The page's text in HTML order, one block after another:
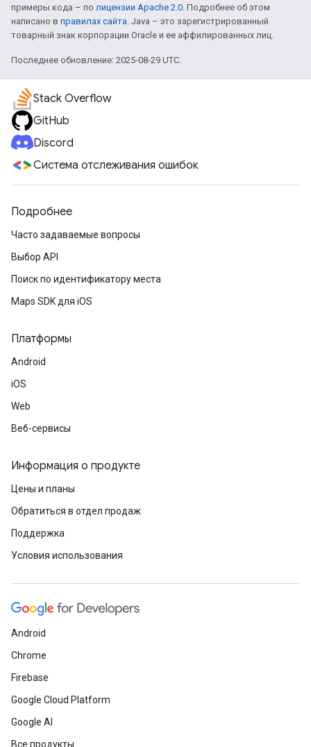
примеры кода – по лицензии Apache 2.0. Подробнее об этом
написано в правилах сайта. Java – это зарегистрированный
товарный знак корпорации Oracle и ее аффилированных лиц.
Последнее обновление: 2025-08-29 UTC.
Stack Overflow
GitHub
Discord
Система отслеживания ошибок
Подробнее
Часто задаваемые вопросы
Выбор API
Поиск по идентификатору места
Maps SDK для iOS
Платформы
Android
iOS
Web
Веб-сервисы
Информация о продукте
Цены и планы
Обратиться в отдел продаж
Поддержка
Условия использования
Android
Chrome
Firebase
Google Cloud Platform
Google AI
Все продукты